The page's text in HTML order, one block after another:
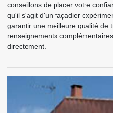
conseillons de placer votre
qu'il s'agit d'un façadier
garantir une meilleure qualité de
renseignements
directement.